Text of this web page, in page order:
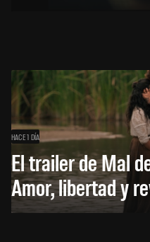
HACE 1 DÍA
El trailer de Mal
Amor, libertad y